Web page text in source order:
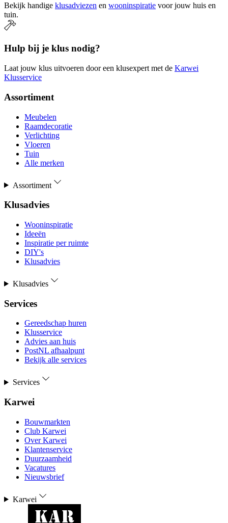
Bekijk handige klusadviezen en wooninspiratie voor jouw huis en
tuin.
Hulp bij je klus nodig?
Laat jouw klus uitvoeren door een klusexpert met de Karwei
Klusservice
Assortiment
Meubelen
Raamdecoratie
Verlichting
Vloeren
Tuin
Alle merken
Assortiment
Klusadvies
Wooninspiratie
Ideeën
Inspiratie per ruimte
DIY's
Klusadvies
Klusadvies
Services
Gereedschap huren
Klusservice
Advies aan huis
PostNL afhaalpunt
Bekijk alle services
Services
Karwei
Bouwmarkten
Club Karwei
Over Karwei
Klantenservice
Duurzaamheid
Vacatures
Nieuwsbrief
Karwei